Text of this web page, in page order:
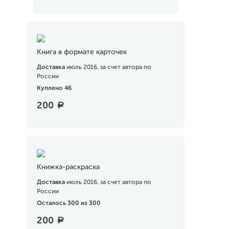
Книга в формате карточек
Доставка июль 2016, за счет автора по
России
Куплено 46
200 a
Книжка-раскраска
Доставка июль 2016, за счет автора по
России
Осталось 300 из 300
200 a